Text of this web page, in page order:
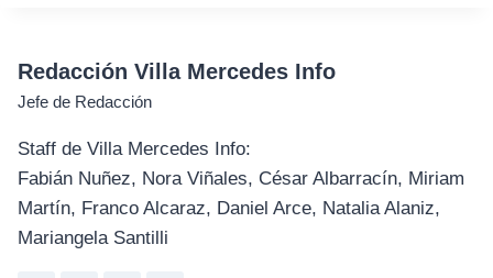
Redacción Villa Mercedes Info
Jefe de Redacción
Staff de Villa Mercedes Info:
Fabián Nuñez, Nora Viñales, César Albarracín, Miriam
Martín, Franco Alcaraz, Daniel Arce, Natalia Alaniz,
Mariangela Santilli